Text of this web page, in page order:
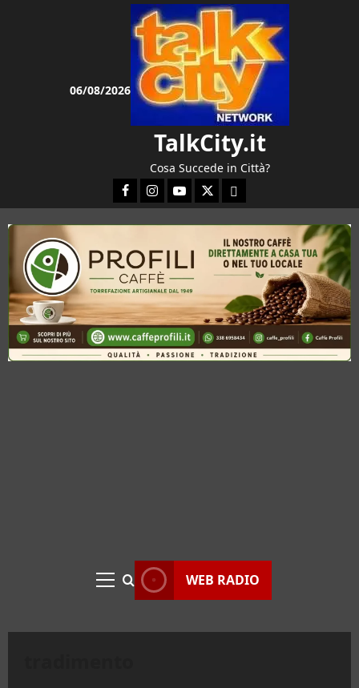
06/08/2026
TalkCity.it
Cosa Succede in Città?
Facebook
Instagram
YouTubeTwitterEmail
Menu
WEB RADIO